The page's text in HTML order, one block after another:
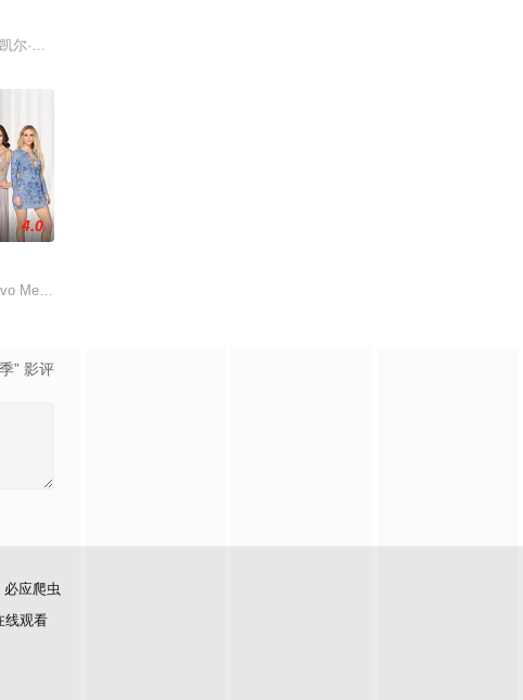
她在数千
尔·理查兹,卡蜜·格拉默,Teddi,Mellencamp,Arroyave,艾丽卡
4.0
Media’s The Real Ho
” 影评
必应爬虫
线观看